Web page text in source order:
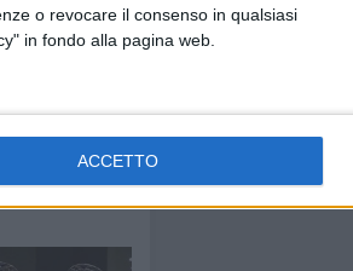
o revocare il consenso in qualsiasi
in fondo alla pagina web.
ACCETTO